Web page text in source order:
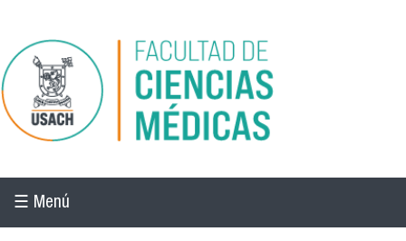
Pasar al contenido principal
☰ Menú